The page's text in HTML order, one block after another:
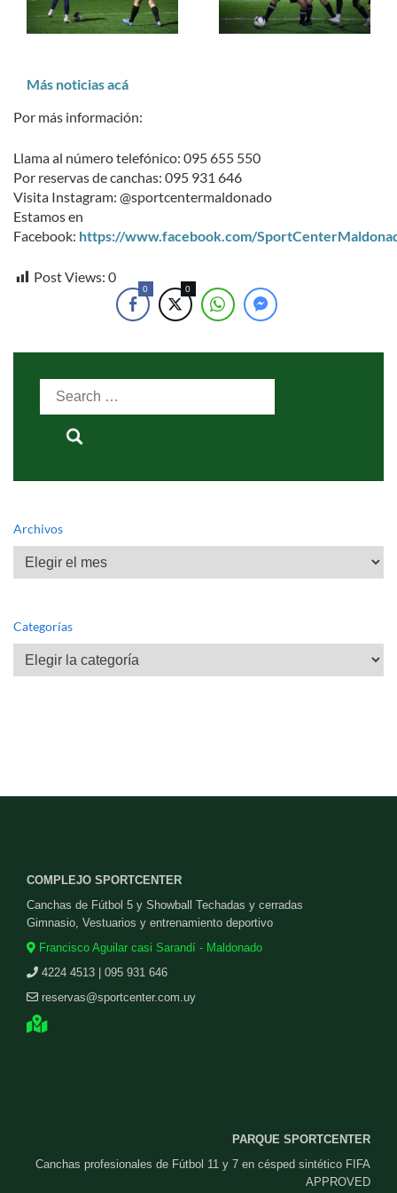
Más noticias acá
Por más información:
Llama al número telefónico: 095 655 550
Por reservas de canchas: 095 931 646
Visita Instagram: @sportcentermaldonado
Estamos en
Facebook: https://www.facebook.com/
Post Views: 0
0 0
Search
for:
Archivos
Archivos
Categorías
Categorías
COMPLEJO SPORTCENTER
Canchas de Fútbol 5 y Showball Techadas y cerradas
Gimnasio, Vestuarios y entrenamiento deportivo
Francisco Aguilar casi Sarandí - Maldonado
4224 4513 | 095 931 646
reservas@sportcenter.com.uy
PARQUE SPORTCENTER
Canchas profesionales de Fútbol 11 y 7 en césped sintético FIFA
APPROVED